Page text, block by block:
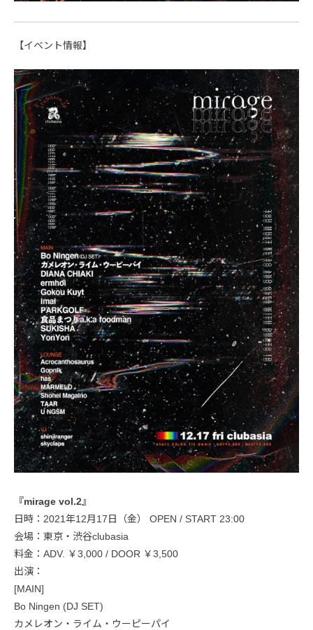
【イベント情報】
『mirage vol.2』
日時：2021年12月17日（金） OPEN / START 23:00
会場：東京・渋谷clubasia
料金：ADV. ￥3,000 / DOOR ￥3,500
出演：
[MAIN]
Bo Ningen (DJ SET)
カメレオン・ライム・ウーピーパイ